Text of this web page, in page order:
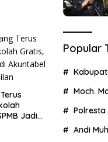
Jadi
Popular
Moch.
Andi